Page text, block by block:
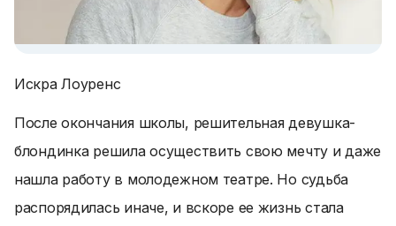
Искра Лоуренс
После окончания школы, решительная девушка-
блондинка решила осуществить свою мечту и даже
нашла работу в молодежном театре. Но судьба
распорядилась иначе, и вскоре ее жизнь стала